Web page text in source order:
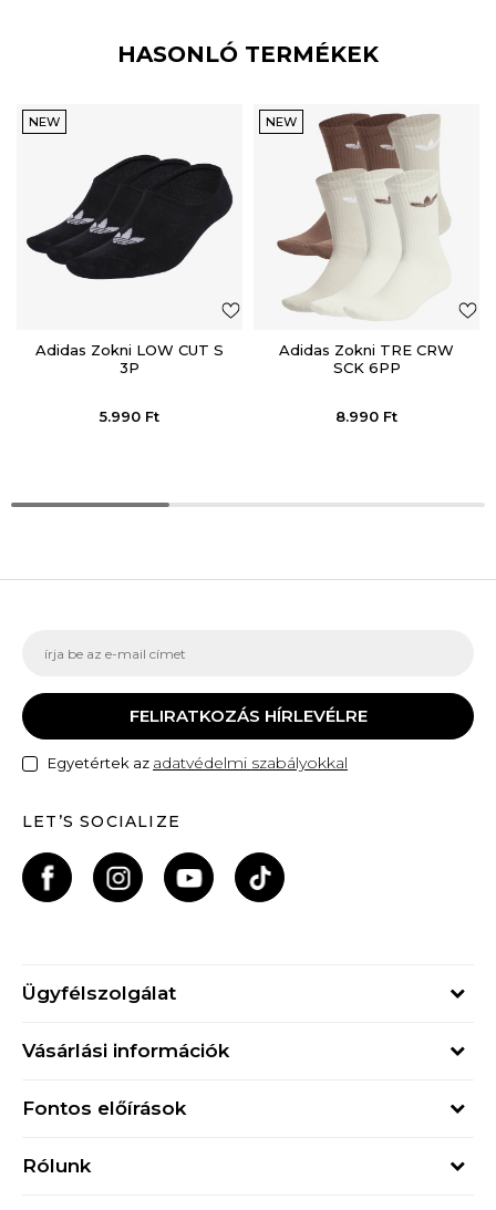
HASONLÓ TERMÉKEK
NEW
Adidas Zokni LOW CUT S
3P
5.990 Ft
NEW
Adidas Zokni TRE CRW
SCK 6PP
8.990 Ft
FELIRATKOZÁS HÍRLEVÉLRE
Egyetértek az adatvédelmi szabályokkal
LET’S SOCIALIZE
Ügyfélszolgálat
online@buzzsneakers.hu
Vásárlási információk
Visszatérítések
Fontos előírások
Rólunk